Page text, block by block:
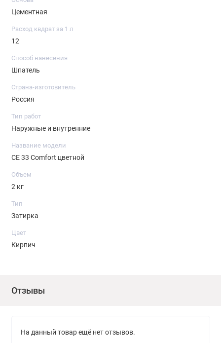
Цементная
Расход квдрат за 1 л
12
Способ нанесения
Шпатель
Страна-изготовитель
Россия
Тип работ
Наружные и внутренние
Название модели
СЕ 33 Comfort цветной
Объем
2 кг
Тип
Затирка
Цвет
Кирпич
Отзывы
На данный товар ещё нет отзывов.